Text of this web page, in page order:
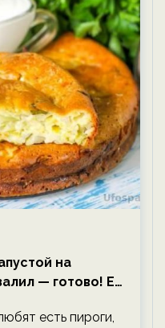
на
— готово! Ем,
есть пироги,